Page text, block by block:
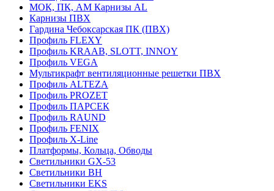
МОК, ПК, АМ Карнизы AL
Карнизы ПВХ
Гардина Чебоксарская ПК (ПВХ)
Профиль FLEXY
Профиль KRAAB, SLOTT, INNOY
Профиль VEGA
Мультикрафт вентиляционные решетки ПВХ
Профиль ALTEZA
Профиль PROZET
Профиль ПАРСЕК
Профиль RAUND
Профиль FENIX
Профиль Х-Line
Платформы, Кольца, Обводы
Светильники GX-53
Светильники BH
Светильники EKS